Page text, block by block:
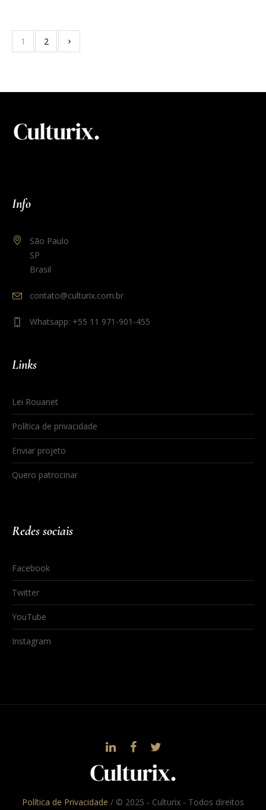
1 2
Info
São Paulo
SP
Brasil
contato@culturix.com.br
Whatsapp: +55 11 971-901-455
Links
Lei Rouanet
Política de privacidade
Enviar projeto
Quero patrocinar
Redes sociais
Facebook
Twitter
YouTube
Instagram
Política de Privacidade / © 2025 - Culturix - Todos direitos